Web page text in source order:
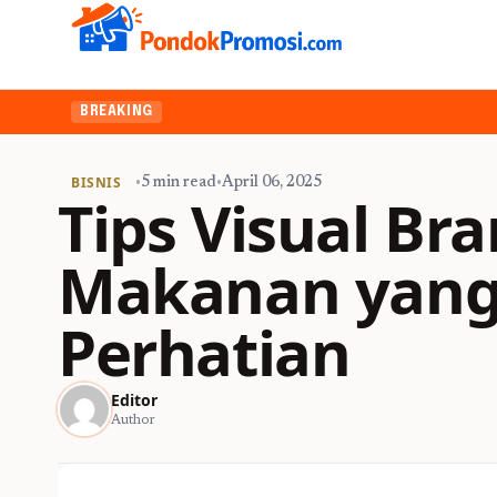
BREAKING
BISNIS •5 min read•April 06, 2025
Tips Visual
Makanan
Perhatian
Editor
Author